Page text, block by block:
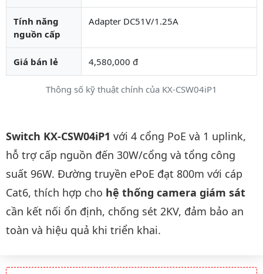
Thông số kỹ thuật chính của KX-CSW04iP1
Tính năng
nguồn cấp
Adapter DC51V/1.25A
Giá bán lẻ 4,580,000 đ
Mô tả chi tiết sản phẩm
Switch KX-CSW04iP1 với 4 cổng PoE và 1 uplink,
hỗ trợ cấp nguồn đến 30W/cổng và tổng công
suất 96W. Đường truyền ePoE đạt 800m với cáp
Cat6, thích hợp cho hệ thống camera giám sát
cần kết nối ổn định, chống sét 2KV, đảm bảo an
toàn và hiệu quả khi triển khai.